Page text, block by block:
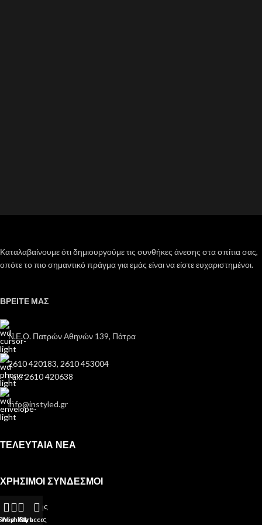
Καταλαβαίνουμε ότι δημιουργούμε τις συνθήκες άνεσης στα σπίτια σας,
οπότε το πιο σημαντικό πράγμα για εμάς είναι να είστε ευχαριστημένοι.
ΒΡΕΙΤΕ ΜΑΣ
Ν.Ε.Ο. Πατρών Αθηνών 139, Πάτρα
2610 420183, 2610 453004
Fax: 2610 420638
info@instyled.gr
ΤΕΛΕΥΤΑΙΑ ΝΕΑ
ΧΡΗΣΙΜΟΙ ΣΥΝΔΕΣΜΟΙ
Όροι Χρήσης
Όροι Αγοράς
Wishlist
Cart
My account